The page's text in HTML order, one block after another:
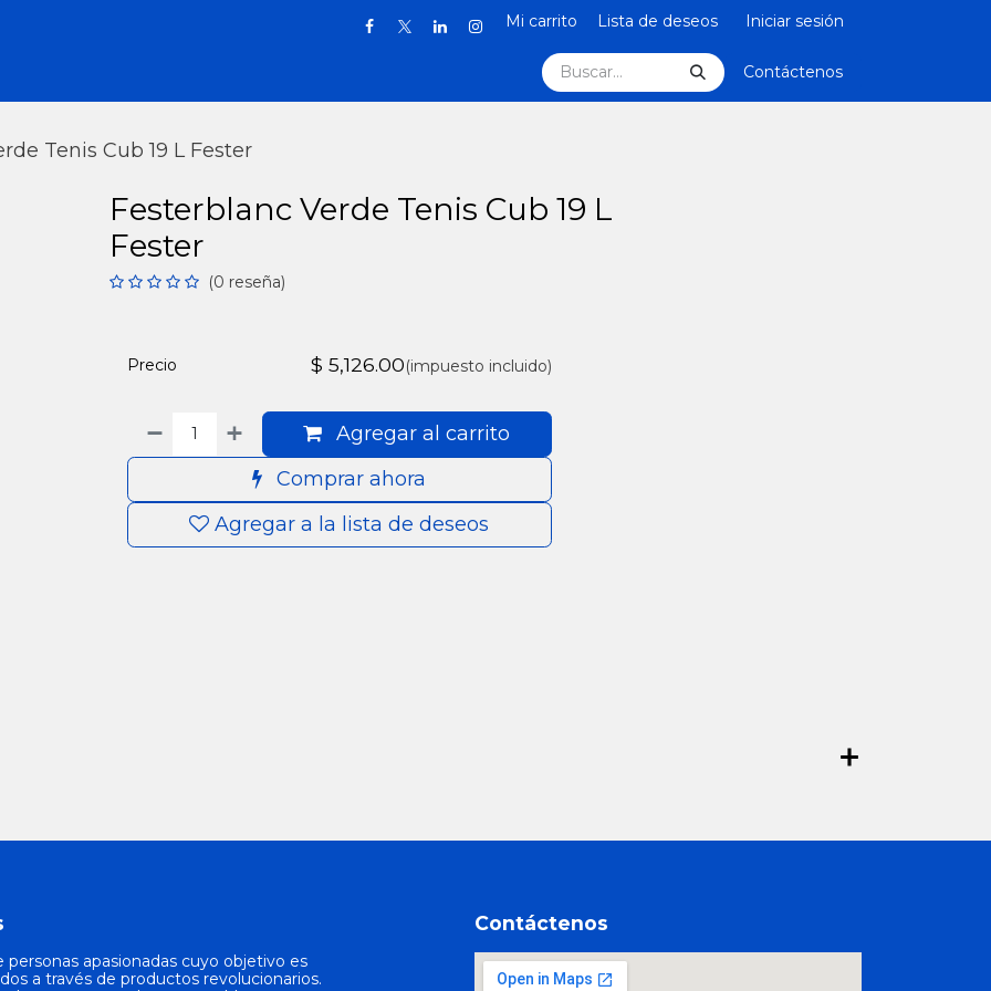
Mi carrito Lista de deseos Iniciar sesión
Contáctenos
Tenis Cub 19 L Fester
Festerblanc Verde Tenis Cub 19 L
Fester
(0 reseña)
Agregar al carrito
Comprar ahora
Agregar a la lista de deseos
Precio $ 5,126.00(impuesto incluido)
apasionadas cuyo objetivo es
a través de productos revolucionarios.
Contáctenos